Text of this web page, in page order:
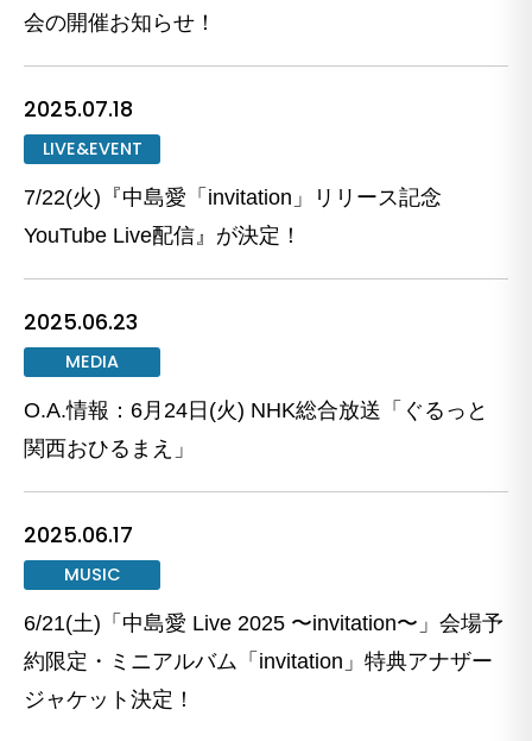
会の開催お知らせ！
2025.07.18
LIVE&EVENT
7/22(火)『中島愛「invitation」リリース記念
YouTube Live配信』が決定！
2025.06.23
MEDIA
O.A.情報：6月24日(火) NHK総合放送「ぐるっと
関西おひるまえ」
2025.06.17
MUSIC
6/21(土)「中島愛 Live 2025 〜invitation〜」会場予
約限定・ミニアルバム「invitation」特典アナザー
ジャケット決定！